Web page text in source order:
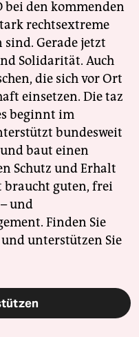
bei den kommenden
rechtsextreme
Gerade jetzt
Solidarität. Auch
die sich vor Ort
einsetzen. Die taz
beginnt im
bundesweit
baut einen
Schutz und Erhalt
braucht guten, frei
und
Finden Sie
unterstützen Sie